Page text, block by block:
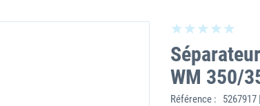
WM 350/
Référence :